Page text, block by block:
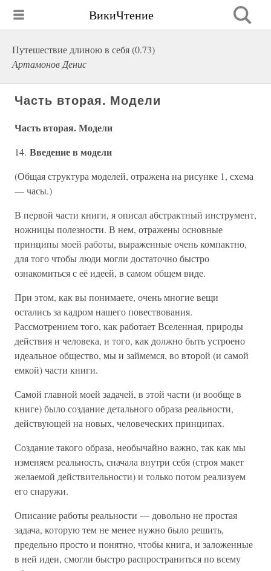
ВикиЧтение
Путешествие длиною в себя (0.73)
Артамонов Денис
Часть вторая. Модели
Часть вторая. Модели
14. Введение в модели
(Общая структура моделей, отражена на рисунке 1, схема
— часы.)
В первой части книги, я описал абстрактный инструмент,
ножницы полезности. В нем, отражены основные
принципы моей работы, выраженные очень компактно,
для того чтобы люди могли достаточно быстро
ознакомиться с её идеей, в самом общем виде.
При этом, как вы понимаете, очень многие вещи
остались за кадром нашего повествования.
Рассмотрением того, как работает Вселенная, природы
действия и человека, и того, как должно быть устроено
идеальное общество, мы и займемся, во второй (и самой
емкой) части книги.
Самой главной моей задачей, в этой части (и вообще в
книге) было создание детального образа реальности,
действующей на новых, человеческих принципах.
Создание такого образа, необычайно важно, так как мы
изменяем реальность, сначала внутри себя (строя макет
желаемой действительности) и только потом реализуем
его снаружи.
Описание работы реальности — довольно не простая
задача, которую тем не менее нужно было решить,
предельно просто и понятно, чтобы книга, и заложенные
в ней идеи, смогли быстро распространиться по всему